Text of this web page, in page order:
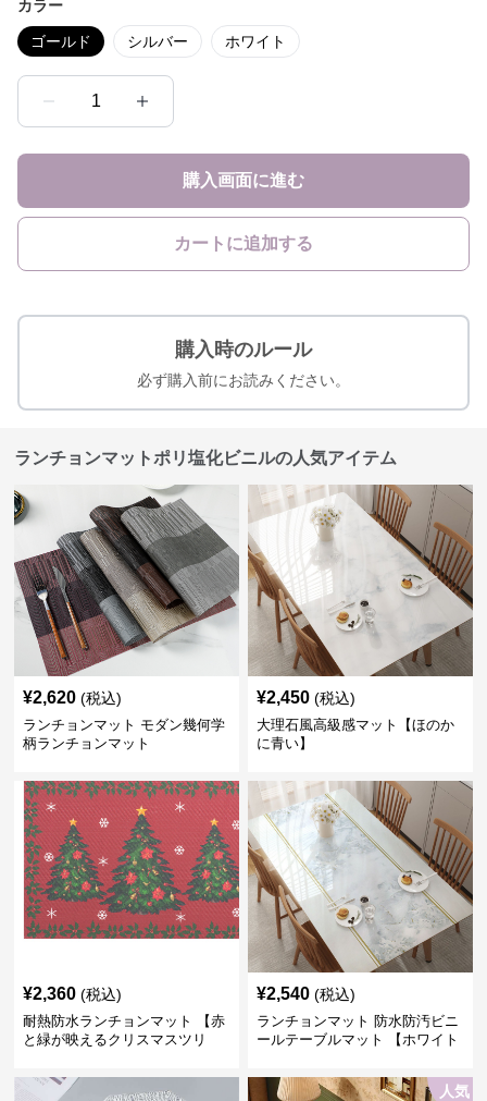
カラー
ゴールド シルバー ホワイト
1
購入画面に進む
カートに追加する
購入時のルール
必ず購入前にお読みください。
ランチョンマットポリ塩化ビニルの人気アイテム
¥2,620 (税込)
ランチョンマット モダン幾何学
柄ランチョンマット
¥2,450 (税込)
大理石風高級感マット【ほのか
に青い】
¥2,360 (税込)
耐熱防水ランチョンマット 【赤
と緑が映えるクリスマスツリ
¥2,540 (税込)
ランチョンマット 防水防汚ビニ
ールテーブルマット 【ホワイト
人気